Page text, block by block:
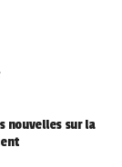
nouvelles sur la